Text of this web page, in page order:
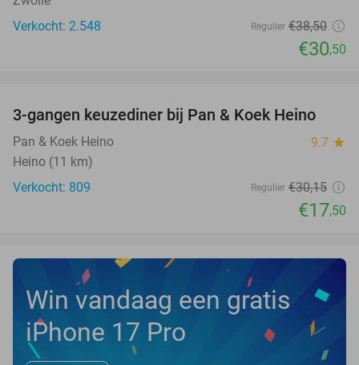
Verkocht: 2.548
Regulier €38,50
€30,50
42%
3-gangen keuzediner bij Pan & Koek Heino
Pan & Koek Heino 9.7 star
Heino (11 km)
Verkocht: 809
Regulier €30,15
€17,50
Win vandaag een gratis
iPhone 17 Pro